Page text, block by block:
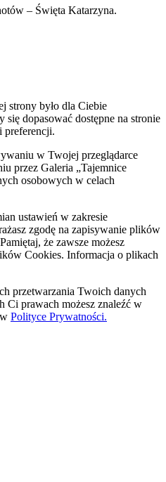
– Święta Katarzyna.
strony było dla Ciebie
dopasować dostępne na stronie
preferencji.
w Twojej przeglądarce
przez Galeria „Tajemnice
osobowych w celach
ustawień w zakresie
zgodę na zapisywanie plików
że zawsze możesz
Cookies. Informacja o plikach
przetwarzania Twoich danych
Ci prawach możesz znaleźć w
Polityce Prywatności.